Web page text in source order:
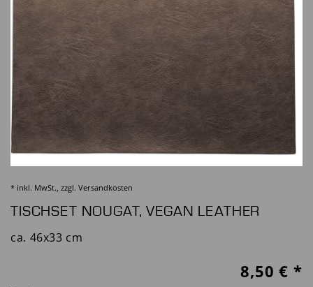
* inkl. MwSt., zzgl. Versandkosten
TISCHSET NOUGAT, VEGAN LEATHER
ca. 46x33 cm
8,50 € *